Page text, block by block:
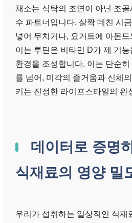
채소는 식탁의 조연이 아닌 조
수 파트너입니다. 살짝 데친 시
넣어 무치거나, 요거트에 아몬
이는 루틴은 비타민 D가 제 기
환경을 조성합니다. 이는 단순
를 넘어, 미각의 즐거움과 신체
키는 진정한 라이프스타일의 완
데이터로 증명
식재료의 영양 밀
우리가 섭취하는 일상적인 식재